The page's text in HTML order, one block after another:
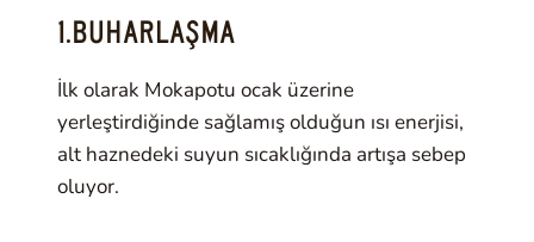
1.BUHARLAŞMA
İlk olarak Mokapotu ocak üzerine
yerleştirdiğinde sağlamış olduğun ısı enerjisi,
alt haznedeki suyun sıcaklığında artışa sebep
oluyor.